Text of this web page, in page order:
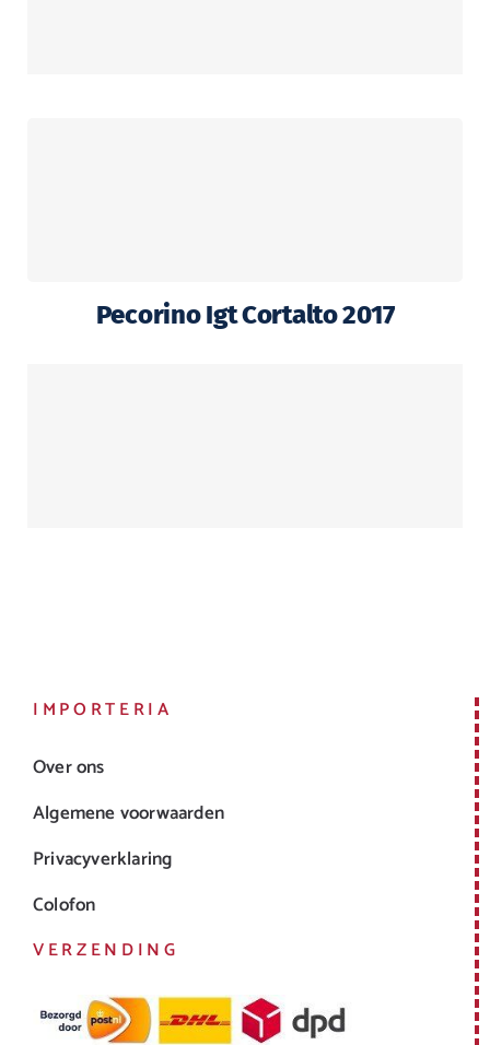
Pecorino Igt Cortalto 2017
IMPORTERIA
Over ons
Algemene voorwaarden
Privacyverklaring
Colofon
VERZENDING